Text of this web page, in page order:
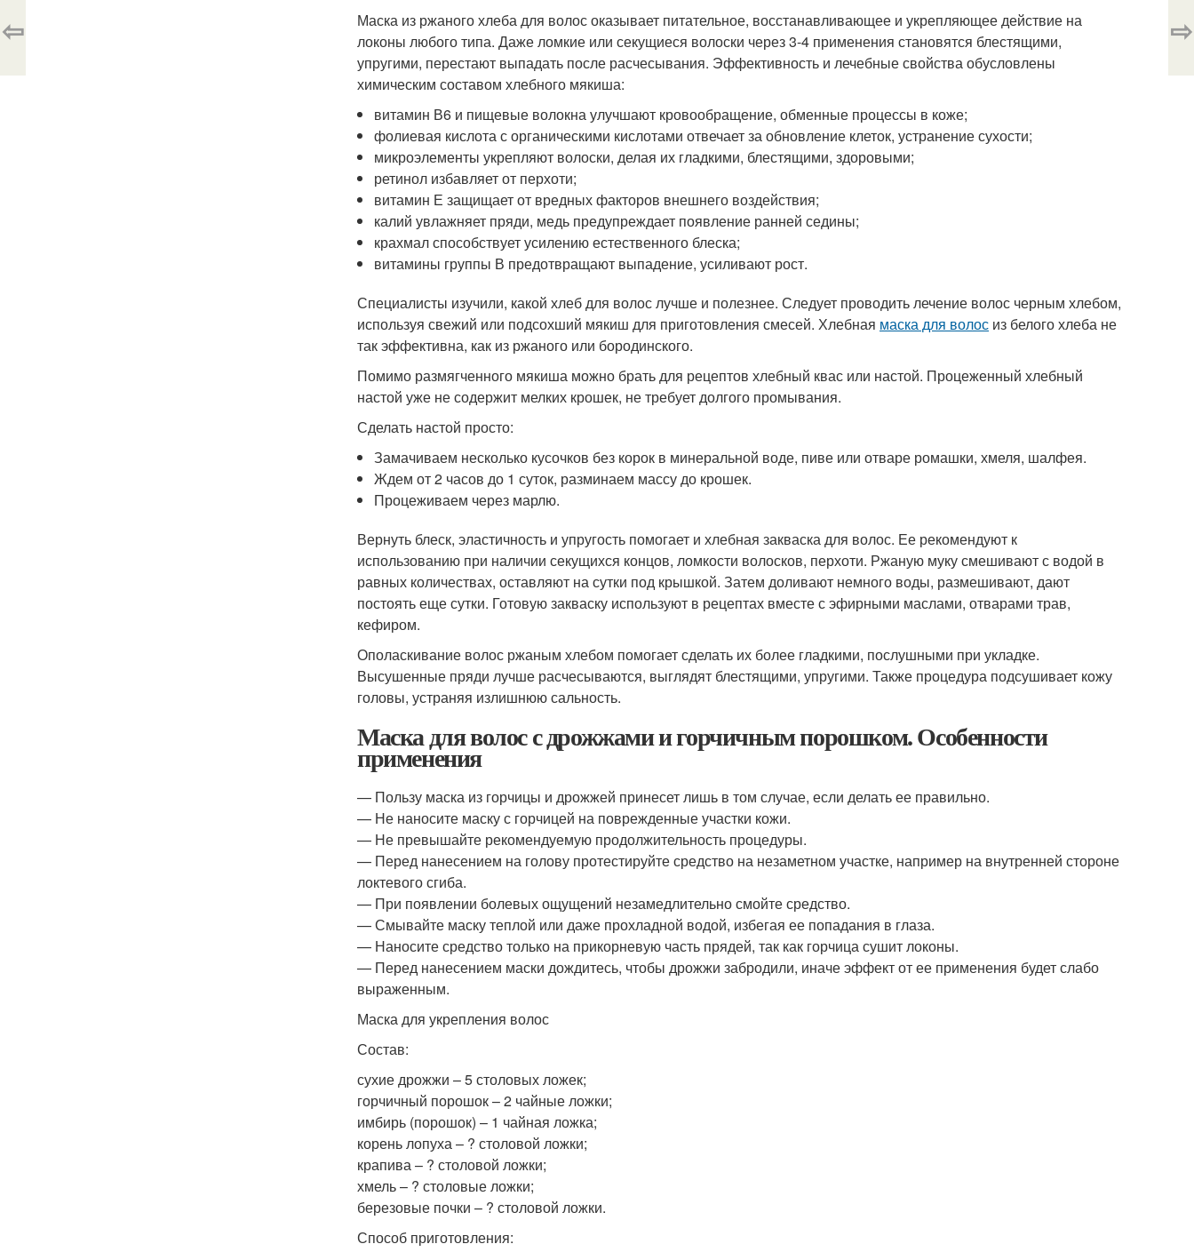
Маска из ржаного хлеба для волос оказывает питательное, восстанавливающее и укрепляющее действие на
локоны любого типа. Даже ломкие или секущиеся волоски через 3-4 применения становятся блестящими,
упругими, перестают выпадать после расчесывания. Эффективность и лечебные свойства обусловлены
химическим составом хлебного мякиша:
витамин В6 и пищевые волокна улучшают кровообращение, обменные процессы в коже;
фолиевая кислота с органическими кислотами отвечает за обновление клеток, устранение сухости;
микроэлементы укрепляют волоски, делая их гладкими, блестящими, здоровыми;
ретинол избавляет от перхоти;
витамин Е защищает от вредных факторов внешнего воздействия;
калий увлажняет пряди, медь предупреждает появление ранней седины;
крахмал способствует усилению естественного блеска;
витамины группы В предотвращают выпадение, усиливают рост.
Специалисты изучили, какой хлеб для волос лучше и полезнее. Следует проводить лечение волос черным хлебом,
используя свежий или подсохший мякиш для приготовления смесей. Хлебная маска для волос из белого хлеба не
так эффективна, как из ржаного или бородинского.
Помимо размягченного мякиша можно брать для рецептов хлебный квас или настой. Процеженный хлебный
настой уже не содержит мелких крошек, не требует долгого промывания.
Сделать настой просто:
Замачиваем несколько кусочков без корок в минеральной воде, пиве или отваре ромашки, хмеля, шалфея.
Ждем от 2 часов до 1 суток, разминаем массу до крошек.
Процеживаем через марлю.
Вернуть блеск, эластичность и упругость помогает и хлебная закваска для волос. Ее рекомендуют к
использованию при наличии секущихся концов, ломкости волосков, перхоти. Ржаную муку смешивают с водой в
равных количествах, оставляют на сутки под крышкой. Затем доливают немного воды, размешивают, дают
постоять еще сутки. Готовую закваску используют в рецептах вместе с эфирными маслами, отварами трав,
кефиром.
Ополаскивание волос ржаным хлебом помогает сделать их более гладкими, послушными при укладке.
Высушенные пряди лучше расчесываются, выглядят блестящими, упругими. Также процедура подсушивает кожу
головы, устраняя излишнюю сальность.
Маска для волос с дрожжами и горчичным порошком. Особенности
применения
— Пользу маска из горчицы и дрожжей принесет лишь в том случае, если делать ее правильно.
— Не наносите маску с горчицей на поврежденные участки кожи.
— Не превышайте рекомендуемую продолжительность процедуры.
— Перед нанесением на голову протестируйте средство на незаметном участке, например на внутренней стороне
локтевого сгиба.
— При появлении болевых ощущений незамедлительно смойте средство.
— Смывайте маску теплой или даже прохладной водой, избегая ее попадания в глаза.
— Наносите средство только на прикорневую часть прядей, так как горчица сушит локоны.
— Перед нанесением маски дождитесь, чтобы дрожжи забродили, иначе эффект от ее применения будет слабо
выраженным.
Маска для укрепления волос
Состав:
сухие дрожжи – 5 столовых ложек;
горчичный порошок – 2 чайные ложки;
имбирь (порошок) – 1 чайная ложка;
корень лопуха – ? столовой ложки;
крапива – ? столовой ложки;
хмель – ? столовые ложки;
березовые почки – ? столовой ложки.
Способ приготовления:
⇦ ⇨